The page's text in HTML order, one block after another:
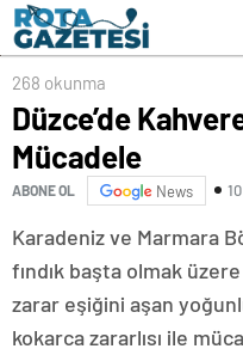
268 okunma
Düzce’de
Mücadele
ABONE OL News
Karadeniz ve Marmara
fındık başta olmak
zarar eşiğini aşan
kokarca zararlısı ile